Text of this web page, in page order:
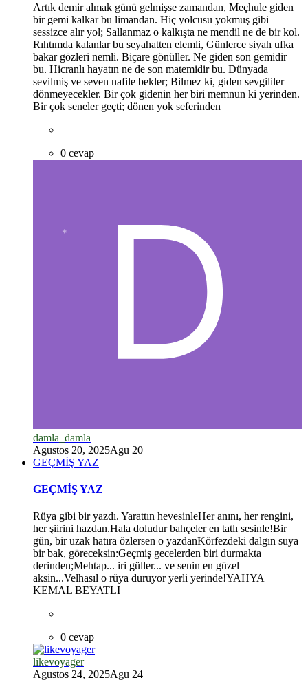
Artık demir almak günü gelmişse zamandan, Meçhule giden
bir gemi kalkar bu limandan. Hiç yolcusu yokmuş gibi
sessizce alır yol; Sallanmaz o kalkışta ne mendil ne de bir kol.
Rıhtımda kalanlar bu seyahatten elemli, Günlerce siyah ufka
bakar gözleri nemli. Biçare gönüller. Ne giden son gemidir
bu. Hicranlı hayatın ne de son matemidir bu. Dünyada
sevilmiş ve seven nafile bekler; Bilmez ki, giden sevgililer
dönmeyecekler. Bir çok gidenin her biri memnun ki yerinden.
Bir çok seneler geçti; dönen yok seferinden
0 cevap
damla_damla
Agustos 20, 2025Agu 20
GEÇMİŞ YAZ
GEÇMİŞ YAZ
Rüya gibi bir yazdı. Yarattın hevesinleHer anını, her rengini,
her şiirini hazdan.Hala doludur bahçeler en tatlı sesinle!Bir
gün, bir uzak hatıra özlersen o yazdanKörfezdeki dalgın suya
bir bak, göreceksin:Geçmiş gecelerden biri durmakta
derinden;Mehtap... iri güller... ve senin en güzel
aksin...Velhasıl o rüya duruyor yerli yerinde!YAHYA
KEMAL BEYATLI
0 cevap
likevoyager
Agustos 24, 2025Agu 24